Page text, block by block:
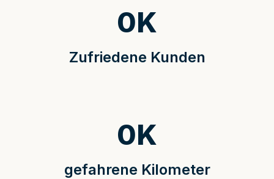
Zufriedene Kunden
0K
gefahrene Kilometer
0K